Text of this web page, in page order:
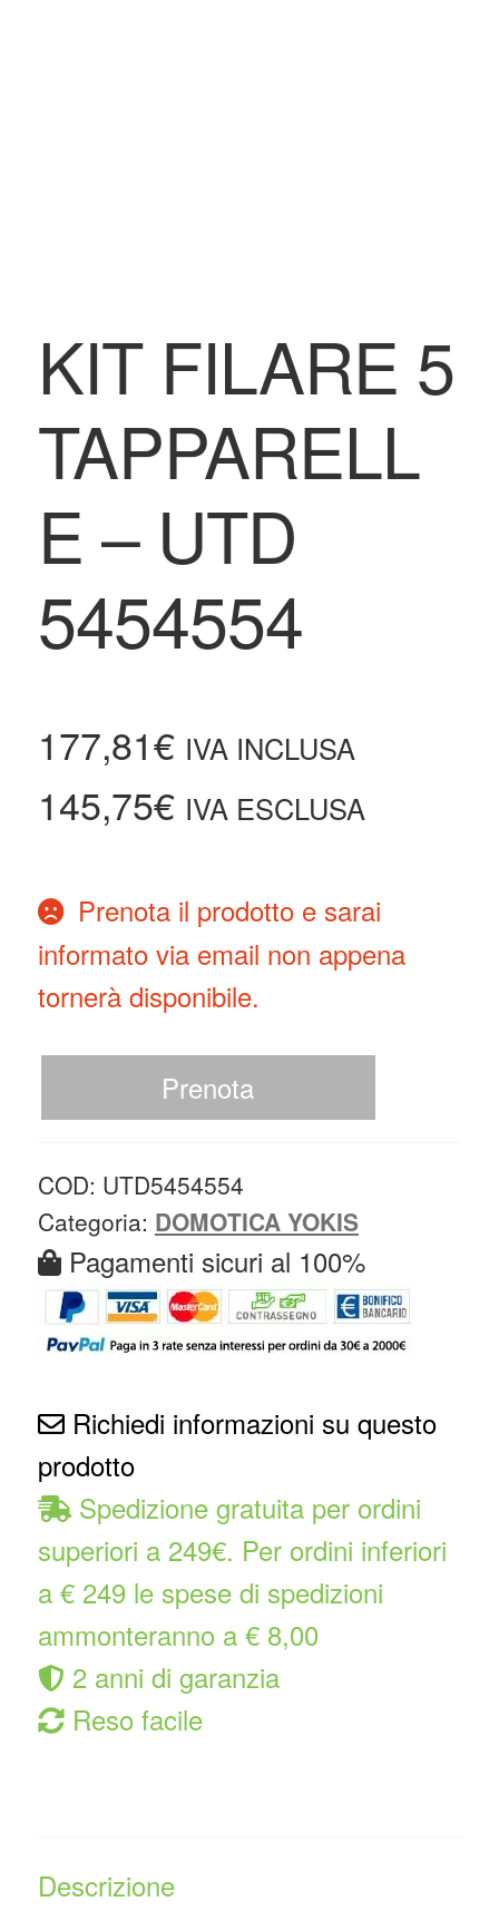
KIT FILARE 5
TAPPARELL
E – UTD
5454554
177,81€ IVA INCLUSA
145,75€ IVA ESCLUSA
Prenota il prodotto e sarai
informato via email non appena
tornerà disponibile.
Prenota
COD: UTD5454554
Categoria: DOMOTICA YOKIS
Pagamenti sicuri al 100%
Richiedi informazioni su questo
prodotto
Spedizione gratuita per ordini
superiori a 249€. Per ordini inferiori
a € 249 le spese di spedizioni
ammonteranno a € 8,00
2 anni di garanzia
Reso facile
Descrizione